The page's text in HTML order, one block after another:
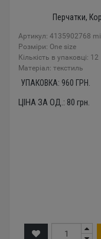
Перчатки,
Артикул: 4135902768
Розміри: One size
Кількість в упаковці: 12
Mатеріал: текстиль
УПАКОВКА: 960 ГРН.
ЦІНА ЗА ОД.: 80 грн.